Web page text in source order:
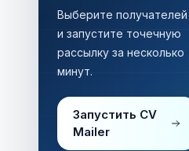
Выберите получателей
и запустите точечную
рассылку за несколько
минут.
Запустить CV
Mailer